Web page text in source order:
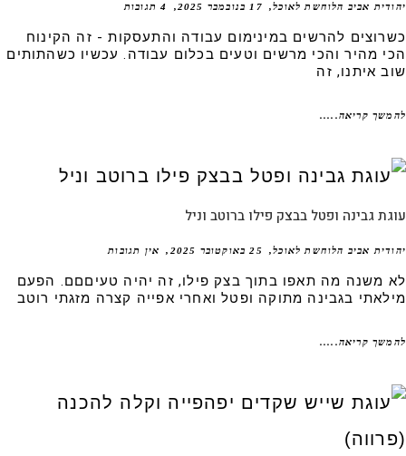
אביב הלוחשת לאוכל 17 בנובמבר 2025 4 תגובות
להרשים במינימום עבודה והתעסקות - זה הקינוח
מהיר והכי מרשים וטעים בכלום עבודה. עכשיו כשהתותים
איתנו, זה
קריאה.....
גבינה ופטל בבצק פילו ברוטב וניל
אביב הלוחשת לאוכל 25 באוקטובר 2025 אין תגובות
משנה מה תאפו בתוך בצק פילו, זה יהיה טעיםםם. הפעם
בגבינה מתוקה ופטל ואחרי אפייה קצרה מזגתי רוטב
קריאה.....